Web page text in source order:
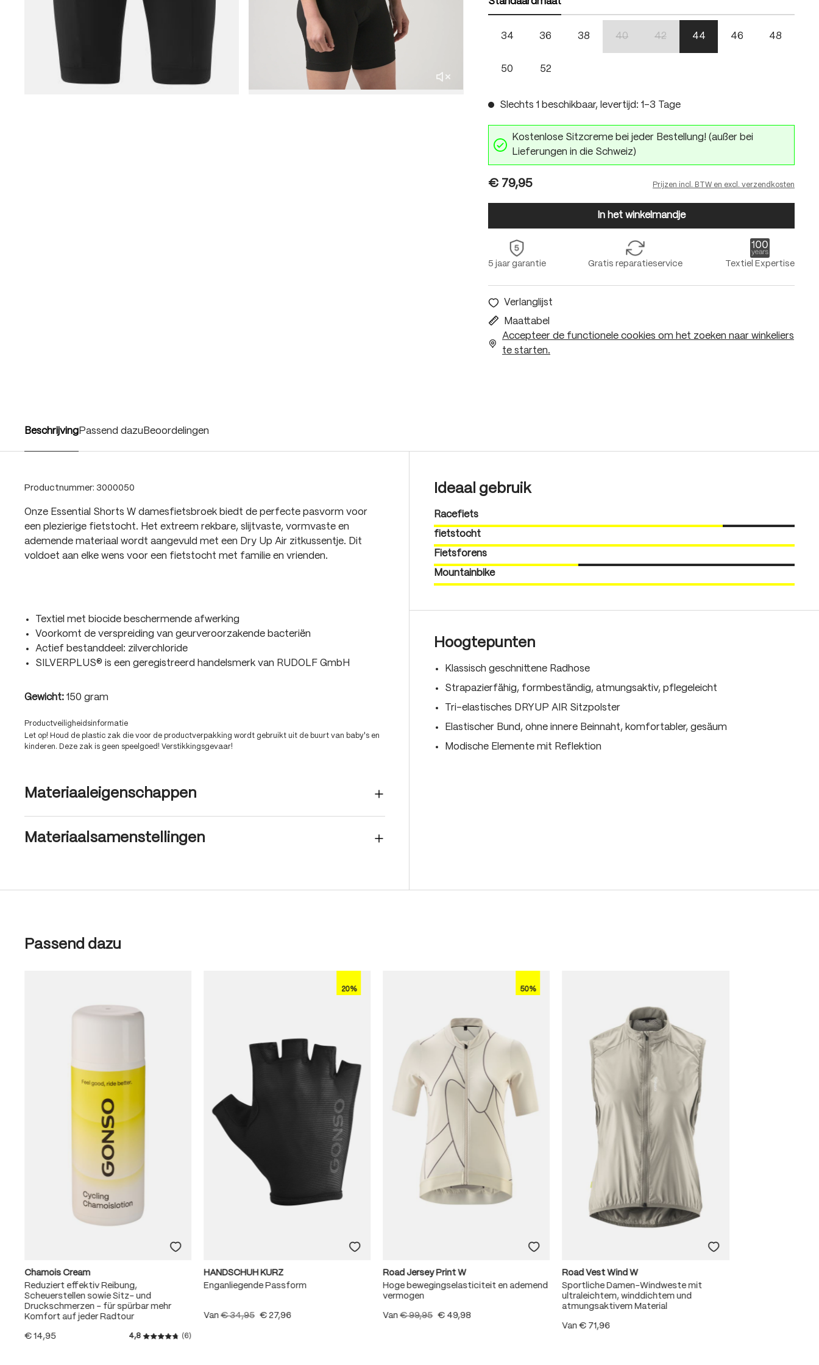
34 36 38 40 42 44 46 48
50 52
Slechts 1 beschikbaar, levertijd: 1-3 Tage
Kostenlose Sitzcreme bei jeder Bestellung! (außer bei
Lieferungen in die Schweiz)
€ 79,95 Prijzen incl. BTW en excl. verzendkosten
In het winkelmandje
5 jaar garantie Gratis reparatieservice Textiel Expertise
Verlanglijst
Maattabel
Accepteer de functionele cookies om het zoeken naar winkeliers
te starten.
Beschrijving Passend dazu Beoordelingen
Productnummer: 3000050
Onze Essential Shorts W damesfietsbroek biedt de perfecte pasvorm voor
een plezierige fietstocht. Het extreem rekbare, slijtvaste, vormvaste en
ademende materiaal wordt aangevuld met een Dry Up Air zitkussentje. Dit
voldoet aan elke wens voor een fietstocht met familie en vrienden.
Textiel met biocide beschermende afwerking
Voorkomt de verspreiding van geurveroorzakende bacteriën
Actief bestanddeel: zilverchloride
SILVERPLUS® is een geregistreerd handelsmerk van RUDOLF GmbH
Gewicht: 150 gram
Productveiligheidsinformatie
Let op! Houd de plastic zak die voor de productverpakking wordt gebruikt uit de buurt van baby's en
kinderen. Deze zak is geen speelgoed! Verstikkingsgevaar!
Materiaaleigenschappen
Materiaalsamenstellingen
Ideaal gebruik
Racefiets
fietstocht
Fietsforens
Mountainbike
Hoogtepunten
Klassisch geschnittene Radhose
Strapazierfähig, formbeständig, atmungsaktiv, pflegeleicht
Tri-elastisches DRYUP AIR Sitzpolster
Elastischer Bund, ohne innere Beinnaht, komfortabler, gesäum
Modische Elemente mit Reflektion
Produktgalerie überspringen
Passend dazu
Chamois Cream
Reduziert effektiv Reibung,
Scheuerstellen sowie Sitz- und
Druckschmerzen – für spürbar mehr
Komfort auf jeder Radtour
€ 14,95 4,8
Gemiddelde waardering van 4.8 van 5 sterren
(6)
20%
HANDSCHUH KURZ
Enganliegende Passform
Van€ 34,95 € 27,96
50%
Road Jersey Print W
Hoge bewegingselasticiteit en ademend
vermogen
Van€ 99,95 € 49,98
Road Vest Wind W
Sportliche Damen-Windweste mit
ultraleichtem, winddichtem und
atmungsaktivem Material
Van€ 71,96